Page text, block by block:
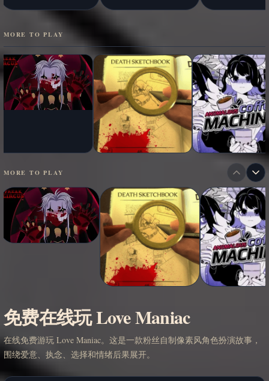
MORE TO PLAY
MORE TO PLAY
免费在线玩 Love Maniac
在线免费游玩 Love Maniac。这是一款粉丝自制像素风角色扮演故事，
围绕爱意、执念、选择和情绪后果展开。